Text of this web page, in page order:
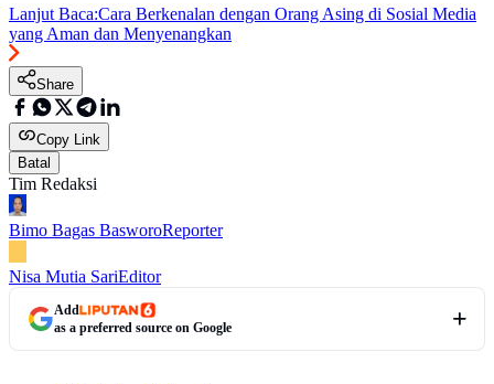
Lanjut Baca:Cara Berkenalan dengan Orang Asing di Sosial Media
yang Aman dan Menyenangkan
Share
Copy Link
Batal
Tim Redaksi
Bimo Bagas BasworoReporter
Nisa Mutia SariEditor
Add
as a preferred source on Google